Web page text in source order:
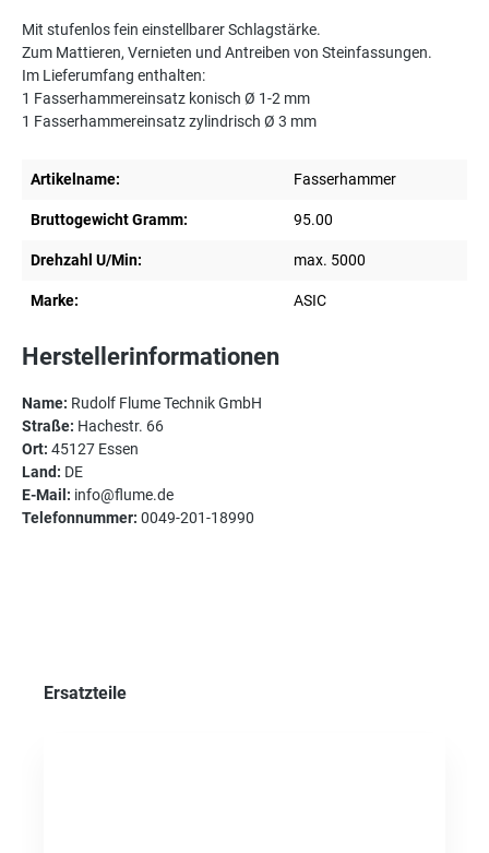
Mit stufenlos fein einstellbarer Schlagstärke.
Zum Mattieren, Vernieten und Antreiben von Steinfassungen.
Im Lieferumfang enthalten:
1 Fasserhammereinsatz konisch Ø 1-2 mm
1 Fasserhammereinsatz zylindrisch Ø 3 mm
Artikelname: Fasserhammer
Bruttogewicht Gramm: 95.00
Drehzahl U/Min: max. 5000
Marke: ASIC
Herstellerinformationen
Name: Rudolf Flume Technik GmbH
Straße: Hachestr. 66
Ort: 45127 Essen
Land: DE
E-Mail: info@flume.de
Telefonnummer: 0049-201-18990
Produktgalerie überspringen
Ersatzteile